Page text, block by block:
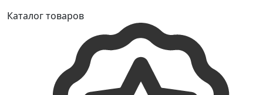
Каталог товаров